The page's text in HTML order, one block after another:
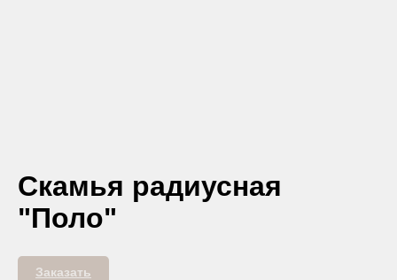
Скамья радиусная
"Поло"
Заказать